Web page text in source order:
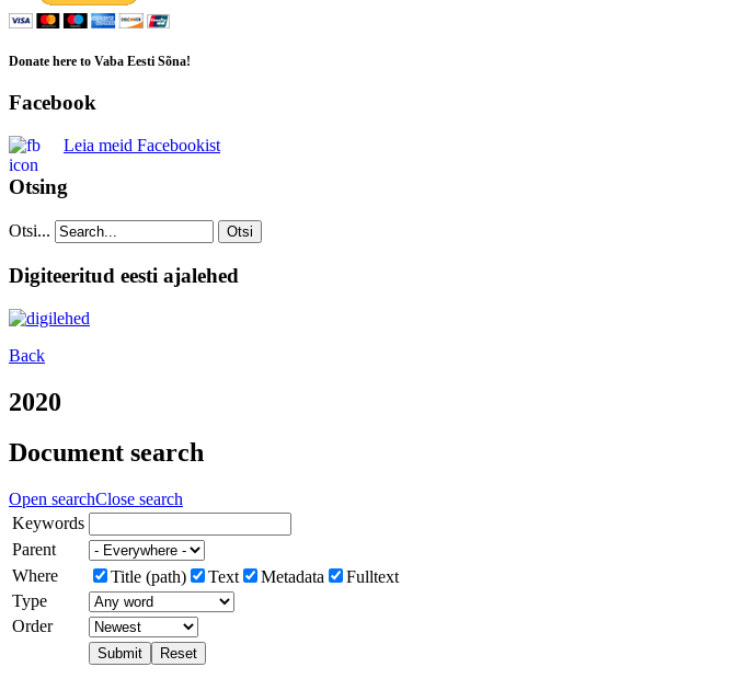
Donate here to Vaba Eesti Sõna!
Facebook
Leia meid Facebookist
Otsing
Otsi... Otsi
Digiteeritud eesti ajalehed
Back
2020
Document search
Open searchClose search
Keywords
Parent
Where
Title (path) Text Metadata
Fulltext
Type
Order
Submit Reset